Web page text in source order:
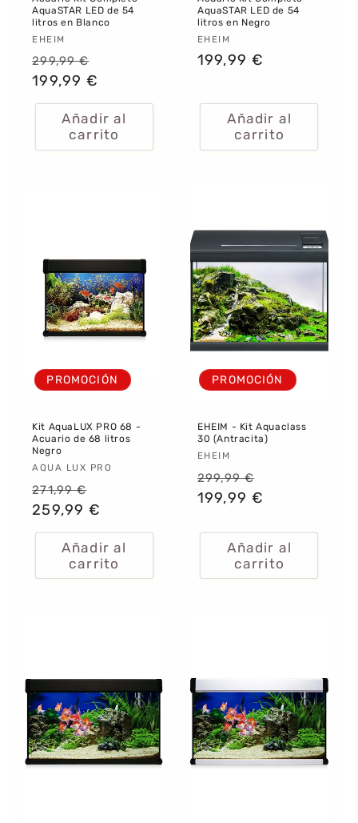
AquaSTAR LED de 54
litros en Blanco
Proveedor:
EHEIM
Precio
habitual
299,99 €
oferta
199,99 €
Añadir al
carrito
AquaSTAR LED de 54
litros en Negro
Proveedor:
EHEIM
Precio
199,99 €
Añadir al
carrito
PROMOCIÓN
Kit AquaLUX PRO 68 -
Acuario de 68 litros
Negro
Proveedor:
AQUA LUX PRO
Precio
habitual
271,99 €
de
oferta
259,99 €
Añadir al
carrito
PROMOCIÓN
EHEIM - Kit Aquaclass
30 (Antracita)
Proveedor:
EHEIM
Precio
habitual
299,99 €
199,99 €
Añadir al
carrito